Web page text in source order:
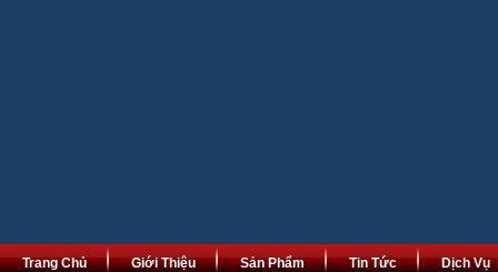
Trang Chủ Giới Thiệu Sản Phẩm Tin Tức Dịch Vụ